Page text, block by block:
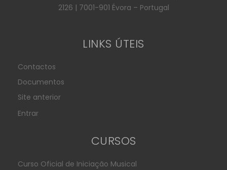
2126 | 7001-901 Évora – Portugal
LINKS ÚTEIS
Contactos
Documentos
Site anterior
Entrar
CURSOS
Curso Oficial de Iniciação Musical